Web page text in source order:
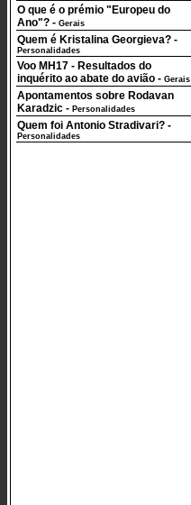
O que é o prémio "Europeu do
Ano"? - Gerais
Quem é Kristalina Georgieva? -
Personalidades
Voo MH17 - Resultados do
inquérito ao abate do avião - Gerais
Apontamentos sobre Rodavan
Karadzic - Personalidades
Quem foi Antonio Stradivari? -
Personalidades